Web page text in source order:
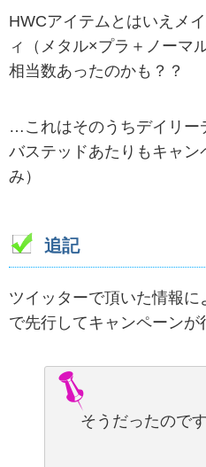
HWCアイテムとはいえメ
ィ（メタル×プラ＋ノーマ
相当数あったのかも？？
…これはそのうちデイリー
バステッドあたりもキャン
み）
追記
ツイッターで頂いた情報
で先行してキャンペーンが
そうだったので